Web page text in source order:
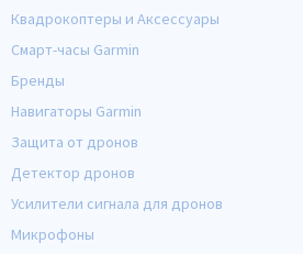
Квадрокоптеры и Аксессуары
Смарт-часы Garmin
Бренды
Навигаторы Garmin
Защита от дронов
Детектор дронов
Усилители сигнала для дронов
Микрофоны